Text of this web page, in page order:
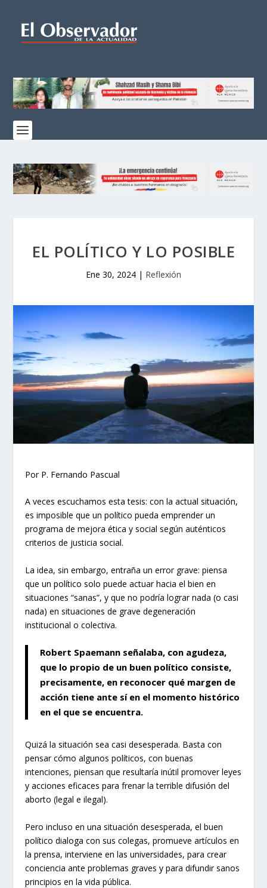
EL POLÍTICO Y LO POSIBLE
Ene 30, 2024 | Reflexión
Por P. Fernando Pascual
A veces escuchamos esta tesis: con la actual situación,
es imposible que un político pueda emprender un
programa de mejora ética y social según auténticos
criterios de justicia social.
La idea, sin embargo, entraña un error grave: piensa
que un político solo puede actuar hacia el bien en
situaciones “sanas”, y que no podría lograr nada (o casi
nada) en situaciones de grave degeneración
institucional o colectiva.
Robert Spaemann señalaba, con agudeza,
que lo propio de un buen político consiste,
precisamente, en reconocer qué margen de
acción tiene ante sí en el momento histórico
en el que se encuentra.
Quizá la situación sea casi desesperada. Basta con
pensar cómo algunos políticos, con buenas
intenciones, piensan que resultaría inútil promover leyes
y acciones eficaces para frenar la terrible difusión del
aborto (legal e ilegal).
Pero incluso en una situación desesperada, el buen
político dialoga con sus colegas, promueve artículos en
la prensa, interviene en las universidades, para crear
conciencia ante problemas graves y para difundir sanos
principios en la vida pública.